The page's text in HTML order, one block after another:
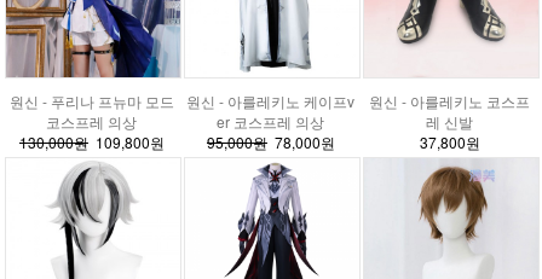
원신 - 푸리나 프뉴마 모드
코스프레 의상
130,000원109,800원
원신 - 아를레키노 케이프v
er 코스프레 의상
95,000원78,000원
원신 - 아를레키노 코스프
레 신발
37,800원